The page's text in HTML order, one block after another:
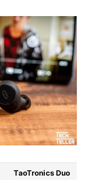
TaoTronics Duo